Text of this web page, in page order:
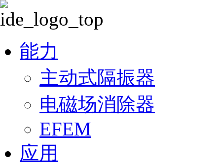
引
能力
主动式隔振器
电磁场消除器
EFEM
应用